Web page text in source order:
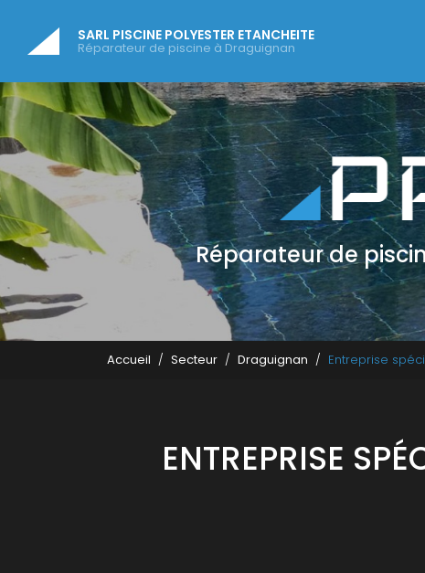
contenu
SARL PISCINE POLYESTER ETANCHEITE
Réparateur de piscine à Draguignan
Réparateur de
Accueil Secteur Draguignan Entreprise
ENTREPRISE